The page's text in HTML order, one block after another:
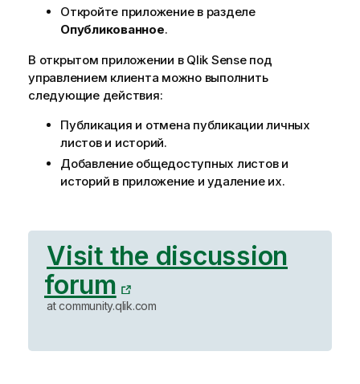
Откройте приложение в разделе
Опубликованное.
В открытом приложении в Qlik Senseпод
управлением клиента можно выполнить
следующие действия:
Публикация и отмена публикации личных
листов и историй.
Добавление общедоступных листов и
историй в приложение и удаление их.
Visit the discussion
forum
at community.qlik.com